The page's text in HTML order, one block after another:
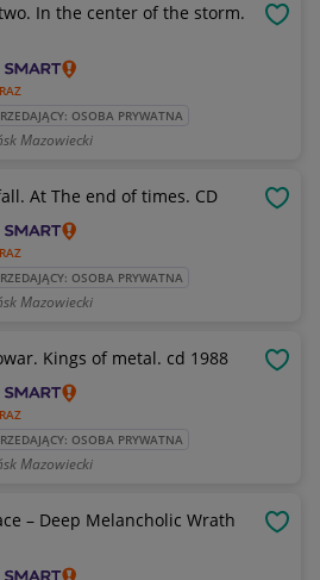
In the center of the storm.
OSOBA PRYWATNA
Mazowiecki
At The end of times. CD
OSOBA PRYWATNA
Mazowiecki
Manowar. Kings of metal. cd 1988
OSOBA PRYWATNA
Mazowiecki
– Deep Melancholic Wrath